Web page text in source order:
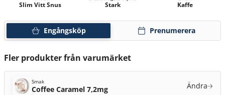
Engångsköp Prenumerera
Slim Vitt Snus Stark Kaffe
Fler produkter från varumärket
Smak
Coffee Caramel 7,2mg Ändra